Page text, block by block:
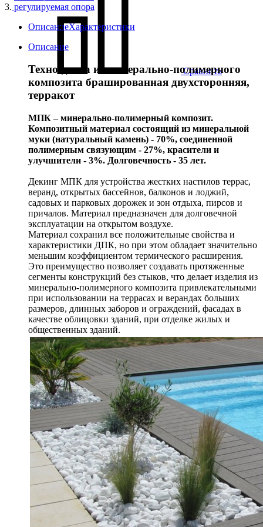
Сравнить
3. регулируемая опора
ОписаниеХарактеристики
Описание
Техно-доска из минерально-полимерного
композита брашированная двухсторонняя,
терракот
МПК – минерально-полимерный композит.
Композитный материал состоящий из минеральной
муки (натуральный камень) - 70%, соединенной
полимерным связующим - 27%, красители и
улучшители - 3%. Долговечность - 35 лет.
Декинг МПК для устройства жестких настилов террас,
веранд, открытых бассейнов, балконов и лоджий,
садовых и парковых дорожек и зон отдыха, пирсов и
причалов. Материал предназначен для долговечной
эксплуатации на открытом воздухе.
Материал сохранил все положительные свойства и
характеристики ДПК, но при этом обладает значительно
меньшим коэффициентом термического расширения.
Это преимущество позволяет создавать протяженные
сегменты конструкций без стыков, что делает изделия из
минерально-полимерного композита привлекательными
при использовании на террасах и верандах больших
размеров, длинных заборов и ограждений, фасадах в
качестве облицовки зданий, при отделке жилых и
общественных зданий.